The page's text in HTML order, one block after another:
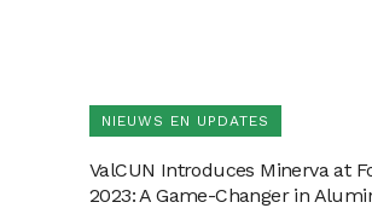
NIEUWS EN UPDATES
ValCUN Introduces Minerva at
2023: A Game-Changer in